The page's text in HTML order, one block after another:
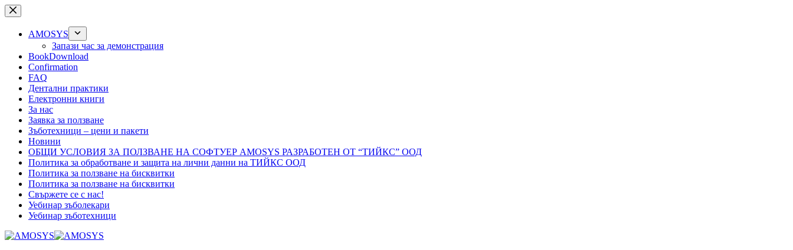
Skip
to
contentAMOSYS
Запази час за демонстрация
BookDownload
Confirmation
FAQ
Дентални практики
Електронни книги
За нас
Заявка за ползване
Зъботехници – цени и пакети
Новини
ОБЩИ УСЛОВИЯ ЗА ПОЛЗВАНЕ НА СОФТУЕР AMOSYS РАЗРАБОТЕН ОТ “ТИЙКС” ООД
Политика за обработване и защита на лични данни на ТИЙКС ООД
Политика за ползване на бисквитки
Политика за ползване на бисквитки
Свържете се с нас!
Уебинар зъболекари
Уебинар зъботехници